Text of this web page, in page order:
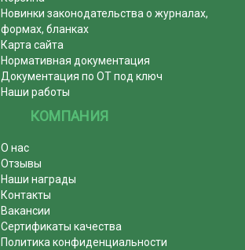
Новинки законодательства о журналах,
формах, бланках
Карта сайта
Нормативная документация
Документация по ОТ под ключ
Наши работы
КОМПАНИЯ
О нас
Отзывы
Наши награды
Контакты
Вакансии
Сертификаты качества
Политика конфиденциальности